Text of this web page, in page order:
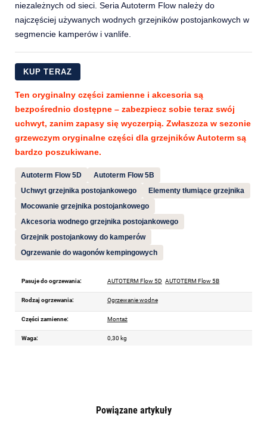
niezależnych od sieci. Seria Autoterm Flow należy do
najczęściej używanych wodnych grzejników postojankowych w
segmencie kamperów i vanlife.
KUP TERAZ
Ten oryginalny części zamienne i akcesoria są
bezpośrednio dostępne – zabezpiecz sobie teraz swój
uchwyt, zanim zapasy się wyczerpią. Zwłaszcza w sezonie
grzewczym oryginalne części dla grzejników Autoterm są
bardzo poszukiwane.
Autoterm Flow 5D
Autoterm Flow 5B
Uchwyt grzejnika postojankowego
Elementy tłumiące grzejnika
Mocowanie grzejnika postojankowego
Akcesoria wodnego grzejnika postojankowego
Grzejnik postojankowy do kamperów
Ogrzewanie do wagonów kempingowych
Pasuje do ogrzewania: AUTOTERM Flow 5D AUTOTERM Flow 5B
Rodzaj ogrzewania: Ogrzewanie wodne
Części zamienne: Montaż
Waga: 0,30 kg
Powiązane artykuły